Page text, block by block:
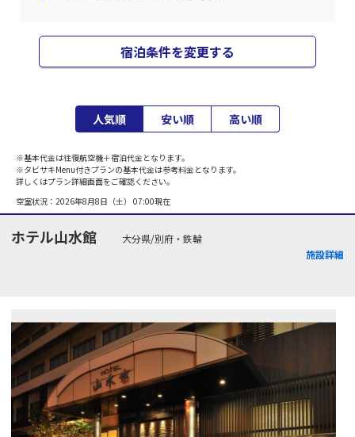
宿泊条件を変更する
人気順 安い順 高い順
※基本代金は往復航空機＋宿泊代金となります。
※タビサキMenu付きプランの基本代金は参考料金となります。
詳しくはプラン詳細画面をご確認ください。
空室状況： 2026年8月8日（土） 07:00現在
ホテル山水館
大分県/別府・鉄輪
施設詳細